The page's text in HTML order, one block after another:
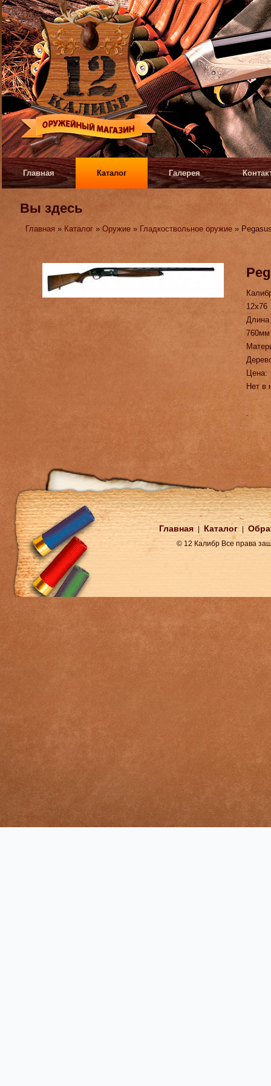
Главная Каталог Галерея
Вы здесь
Главная » Каталог »Оружие » Гладкоствольное оружие »
12х76
760мм
Цена:
Нет в
.
Главная Каталог
© 12 Калибр Все права